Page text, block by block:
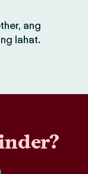
ang
lahat.